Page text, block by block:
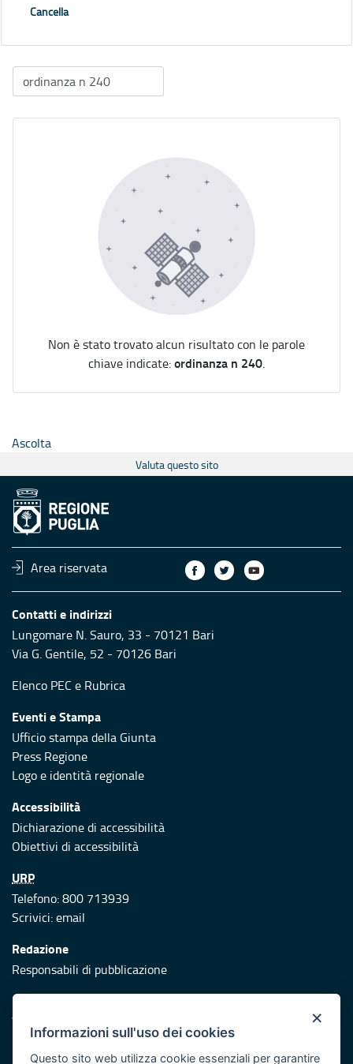
Cancella
Non è stato trovato alcun risultato con le parole
chiave indicate:ordinanza n 240.
Ascolta
Valuta questo sito
Area riservata
Contatti e indirizzi
Lungomare N. Sauro, 33 - 70121 Bari
Via G. Gentile, 52 - 70126 Bari
Elenco PEC e Rubrica
Eventi e Stampa
Ufficio stampa della Giunta
Press Regione
Logo e identità regionale
Accessibilità
Dichiarazione di accessibilità
Obiettivi di accessibilità
URP
Telefono: 800 713939
Scrivici:email
Redazione
Responsabili di pubblicazione
Protezione civile
Vai al sito di Protezione Civile Puglia
Iniziativa finanziata con risorse del POR Puglia 2014/2020 -
×
Informazioni sull'uso dei cookies
Questo sito web utilizza cookie essenziali per garantire